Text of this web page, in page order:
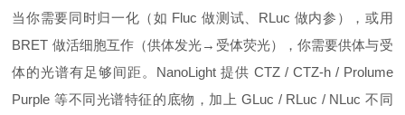
当你需要同时归一化（如 Fluc 做测试、RLuc 做内参），或用
BRET 做活细胞互作（供体发光→受体荧光），你需要供体与受
体的光谱有足够间距。NanoLight 提供 CTZ / CTZ‑h / Prolume
Purple 等不同光谱特征的底物，加上 GLuc / RLuc / NLuc 不同